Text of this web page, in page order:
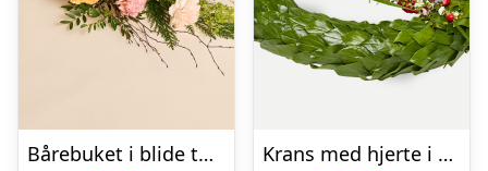
Bårebuket i blide toner
Krans med hjerte i klassisk stil – rød og hvid